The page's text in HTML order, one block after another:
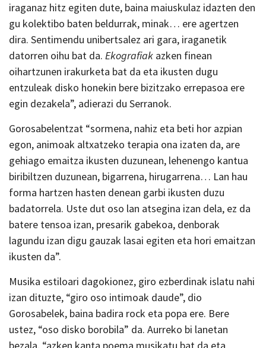
iraganaz hitz egiten dute, baina maiuskulaz idazten den
gu kolektibo baten beldurrak, minak… ere agertzen
dira. Sentimendu unibertsalez ari gara, iraganetik
datorren oihu bat da. Ekografiak azken finean
oihartzunen irakurketa bat da eta ikusten dugu
entzuleak disko honekin bere bizitzako errepasoa ere
egin dezakela”, adierazi du Serranok.
Gorosabelentzat “sormena, nahiz eta beti hor azpian
egon, animoak altxatzeko terapia ona izaten da, are
gehiago emaitza ikusten duzunean, lehenengo kantua
biribiltzen duzunean, bigarrena, hirugarrena… Lan hau
forma hartzen hasten denean garbi ikusten duzu
badatorrela. Uste dut oso lan atsegina izan dela, ez da
batere tensoa izan, presarik gabekoa, denborak
lagundu izan digu gauzak lasai egiten eta hori emaitzan
ikusten da”.
Musika estiloari dagokionez, giro ezberdinak islatu nahi
izan dituzte, “giro oso intimoak daude”, dio
Gorosabelek, baina badira rock eta popa ere. Bere
ustez, “oso disko borobila” da. Aurreko bi lanetan